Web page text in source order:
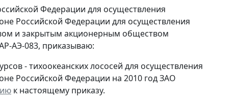
Федерации для осуществления
Российской Федерации для осуществления
и закрытым акционерным обществом
АЭ-083, приказываю:
- тихоокеанских лососей для осуществления
Российской Федерации на 2010 год ЗАО
к настоящему приказу.